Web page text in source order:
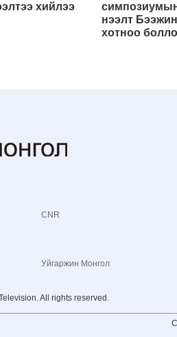
хийлээ
нээлт Бээжин
хотноо
CNR
Уйгаржин Монгол
All rights reserved.